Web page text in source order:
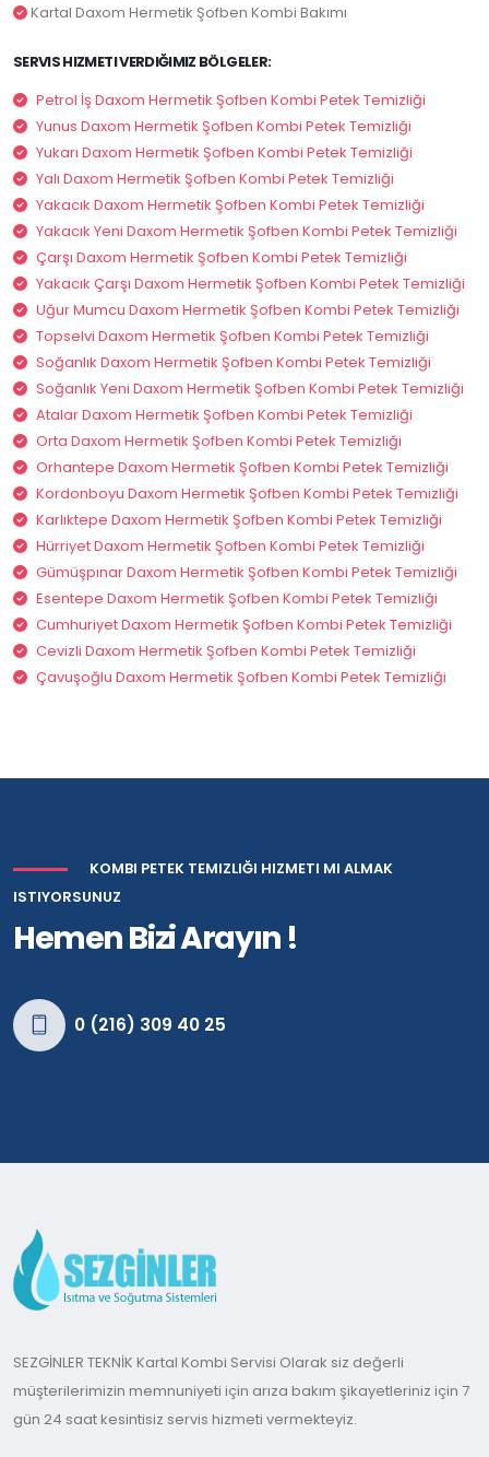
Kartal Daxom Hermetik Şofben Kombi Bakımı
SERVIS HIZMETI VERDIĞIMIZ BÖLGELER:
Petrol İş Daxom Hermetik Şofben Kombi Petek Temizliği
Yunus Daxom Hermetik Şofben Kombi Petek Temizliği
Yukarı Daxom Hermetik Şofben Kombi Petek Temizliği
Yalı Daxom Hermetik Şofben Kombi Petek Temizliği
Yakacık Daxom Hermetik Şofben Kombi Petek Temizliği
Yakacık Yeni Daxom Hermetik Şofben Kombi Petek Temizliği
Çarşı Daxom Hermetik Şofben Kombi Petek Temizliği
Yakacık Çarşı Daxom Hermetik Şofben Kombi Petek Temizliği
Uğur Mumcu Daxom Hermetik Şofben Kombi Petek Temizliği
Topselvi Daxom Hermetik Şofben Kombi Petek Temizliği
Soğanlık Daxom Hermetik Şofben Kombi Petek Temizliği
Soğanlık Yeni Daxom Hermetik Şofben Kombi Petek Temizliği
Atalar Daxom Hermetik Şofben Kombi Petek Temizliği
Orta Daxom Hermetik Şofben Kombi Petek Temizliği
Orhantepe Daxom Hermetik Şofben Kombi Petek Temizliği
Kordonboyu Daxom Hermetik Şofben Kombi Petek Temizliği
Karlıktepe Daxom Hermetik Şofben Kombi Petek Temizliği
Hürriyet Daxom Hermetik Şofben Kombi Petek Temizliği
Gümüşpınar Daxom Hermetik Şofben Kombi Petek Temizliği
Esentepe Daxom Hermetik Şofben Kombi Petek Temizliği
Cumhuriyet Daxom Hermetik Şofben Kombi Petek Temizliği
Cevizli Daxom Hermetik Şofben Kombi Petek Temizliği
Çavuşoğlu Daxom Hermetik Şofben Kombi Petek Temizliği
KOMBI PETEK TEMIZLIĞI HIZMETI MI ALMAK
ISTIYORSUNUZ
Hemen Bizi Arayın !
0 (216) 309 40 25
SEZGİNLER TEKNİK Kartal Kombi Servisi Olarak siz değerli
müşterilerimizin memnuniyeti için arıza bakım şikayetleriniz için 7
gün 24 saat kesintisiz servis hizmeti vermekteyiz.